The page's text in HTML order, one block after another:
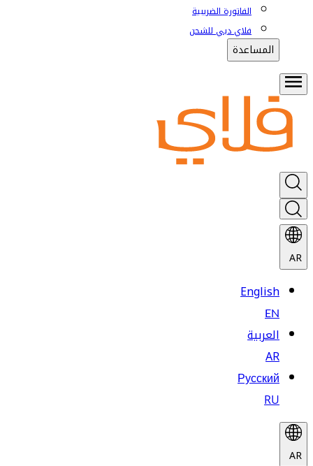
الفاتورة الضريبية
فلاي دبي للشحن
المساعدة
AR
English
EN
العربية
AR
Русский
RU
AR